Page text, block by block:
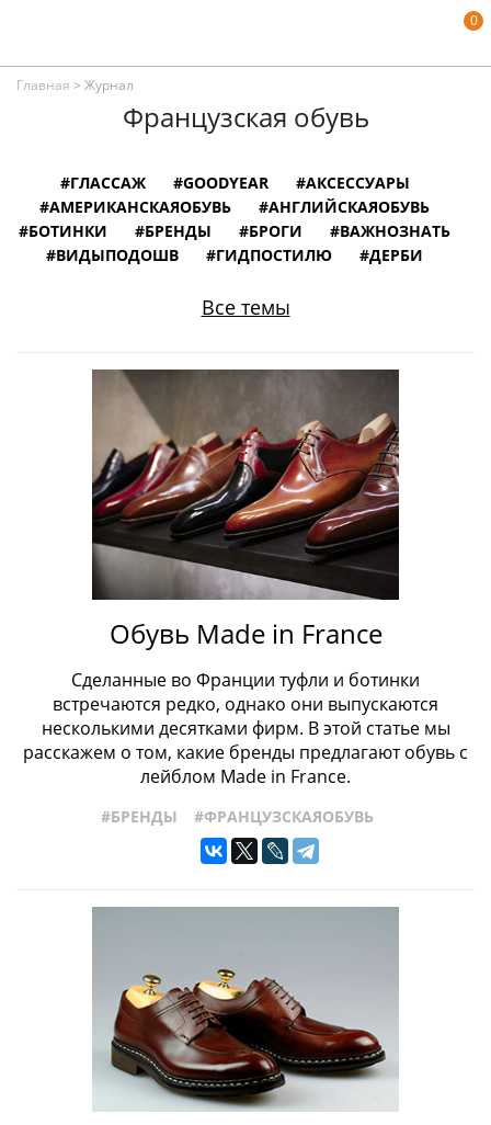
0
Главная > Журнал
Французская обувь
#ГЛАССАЖ #GOODYEAR
#АКСЕССУАРЫ
#АМЕРИКАНСКАЯОБУВЬ
#АНГЛИЙСКАЯОБУВЬ
#БОТИНКИ
#БРЕНДЫ #БРОГИ
#ВАЖНОЗНАТЬ
#ВИДЫПОДОШВ
#ГИДПОСТИЛЮ
#ДЕРБИ
#ИНФОГРАФИКА
#КОЖАНАЯОБУВЬ
#КОЛОДКИДЛЯОБУВИ
#ЛОФЕРЫ
#НЕМЕЦКАЯОБУВЬ
#ОБУВНОЙСЛОВАРЬ
#ОБУВЬВКИНО
#ОБУВЬИЗВЕСТНЫХЛЮДЕЙ
#ОКСФОРДЫ
#ПОРТУГАЛЬСКАЯОБУВЬ
#ПРОИЗВОДСТВО
#РАЗМЕРЫОБУВИ
#СОБЫТИЯ
#СТРОЕНИЕОБУВИ
#ТИПЫОБУВИ
#ЖЕНСКАЯОБУВЬ
#ТОПСАЙДЕРЫ
#УХОДЗАОБУВЬЮ
#ФАБРИКИ
#ФРАНЦУЗСКАЯОБУВЬ
#ХРАНЕНИЕОБУВИ
Все темы
Обувь Made in France
Сделанные во Франции туфли и ботинки
встречаются редко, однако они выпускаются
несколькими десятками фирм. В этой статье мы
расскажем о том, какие бренды предлагают обувь с
лейблом Made in France.
#БРЕНДЫ #ФРАНЦУЗСКАЯОБУВЬ